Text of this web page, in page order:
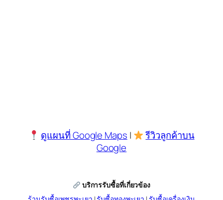
ดูแผนที่ Google Maps |
รีวิวลูกค้าบน
Google
บริการรับซื้อที่เกี่ยวข้อง